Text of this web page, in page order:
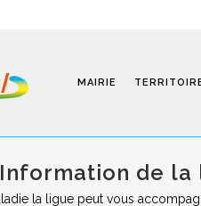
MAIRIE
Information de la
la ligue peut vous